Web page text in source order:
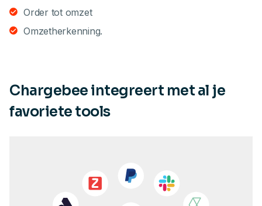
Order tot omzet
Omzetherkenning.
Chargebee integreert met al je
favoriete tools